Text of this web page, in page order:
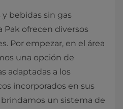
y bebidas sin gas
Pak ofrecen diversos
Por empezar, en el área
una opción de
adaptadas a los
incorporados en sus
un sistema de